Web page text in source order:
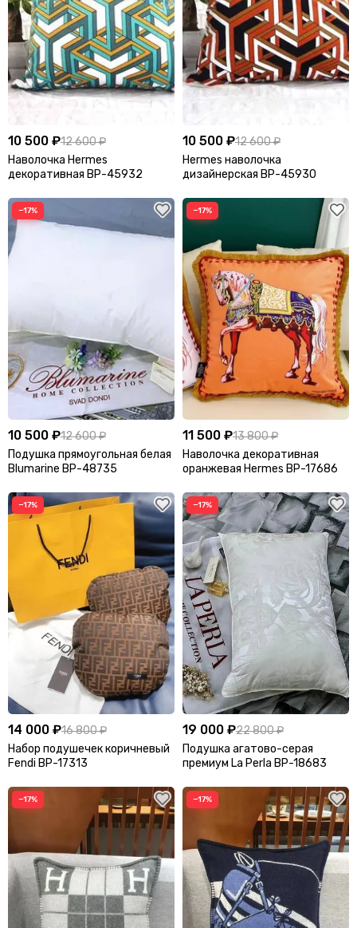
10 500 ₽12 600 ₽
Наволочка Hermes
декоративная BP-45932
10 500 ₽12 600 ₽
Hermes наволочка
дизайнерская BP-45930
−17%
10 500 ₽12 600 ₽
Подушка прямоугольная белая
Blumarine BP-48735
−17%
11 500 ₽13 800 ₽
Наволочка декоративная
оранжевая Hermes BP-17686
−17%
14 000 ₽16 800 ₽
Набор подушечек коричневый
Fendi BP-17313
−17%
19 000 ₽22 800 ₽
Подушка агатово-серая
премиум La Perla BP-18683
−17% −17%